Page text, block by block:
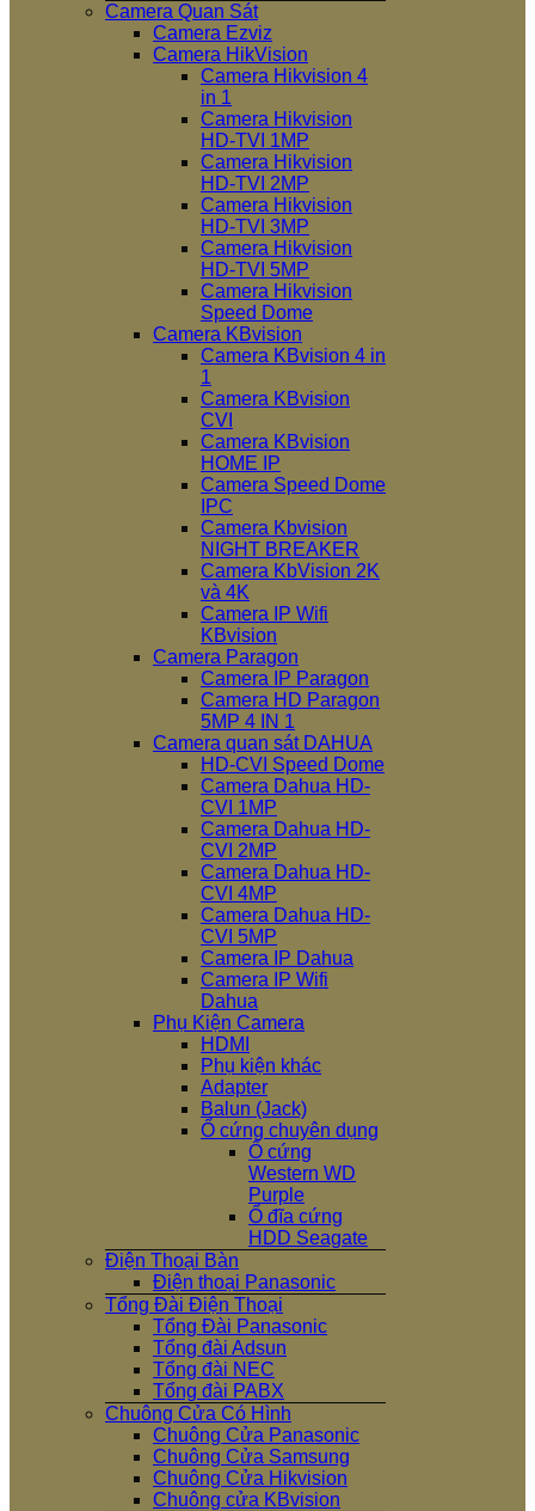
Camera Quan Sát
Camera Ezviz
Camera HikVision
Camera Hikvision 4
in 1
Camera Hikvision
HD-TVI 1MP
Camera Hikvision
HD-TVI 2MP
Camera Hikvision
HD-TVI 3MP
Camera Hikvision
HD-TVI 5MP
Camera Hikvision
Speed Dome
Camera KBvision
Camera KBvision 4 in
1
Camera KBvision
CVI
Camera KBvision
HOME IP
Camera Speed Dome
IPC
Camera Kbvision
NIGHT BREAKER
Camera KbVision 2K
và 4K
Camera IP Wifi
KBvision
Camera Paragon
Camera IP Paragon
Camera HD Paragon
5MP 4 IN 1
Camera quan sát DAHUA
HD-CVI Speed Dome
Camera Dahua HD-
CVI 1MP
Camera Dahua HD-
CVI 2MP
Camera Dahua HD-
CVI 4MP
Camera Dahua HD-
CVI 5MP
Camera IP Dahua
Camera IP Wifi
Dahua
Phụ Kiện Camera
HDMI
Phụ kiện khác
Adapter
Balun (Jack)
Ổ cứng chuyên dụng
Ổ cứng
Western WD
Purple
Ổ đĩa cứng
HDD Seagate
Điện Thoại Bàn
Điện thoại Panasonic
Tổng Đài Điện Thoại
Tổng Đài Panasonic
Tổng đài Adsun
Tổng đài NEC
Tổng đài PABX
Chuông Cửa Có Hình
Chuông Cửa Panasonic
Chuông Cửa Samsung
Chuông Cửa Hikvision
Chuông cửa KBvision